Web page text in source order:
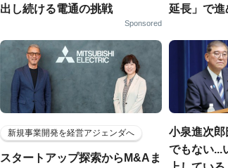
出し続ける電通の挑戦
Sponsored
延長」で進
新規事業開発を経営アジェンダへ
スタートアップ探索からM&Aま
小泉進次
でもない...